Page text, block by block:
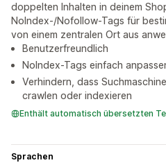
doppelten Inhalten in deinem
NoIndex-/Nofollow-Tags für
von einem zentralen Ort aus
Benutzerfreundlich
NoIndex-Tags einfach
Verhindern, dass
crawlen oder indexieren
Enthält automatisch übersetzten
Sprachen